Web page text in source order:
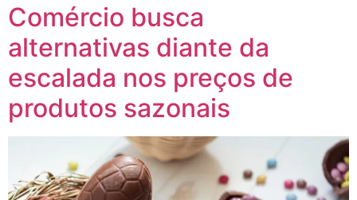
Comércio busca
alternativas diante da
escalada nos preços de
produtos sazonais